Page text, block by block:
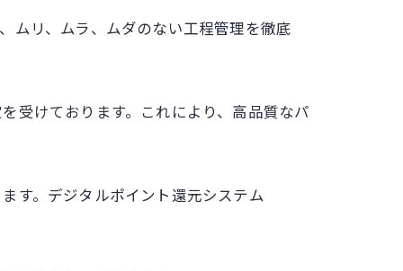
ムリ、ムラ、ムダのない工程管理を徹底
受けております。これにより、高品質なパ
す。デジタルポイント還元システム